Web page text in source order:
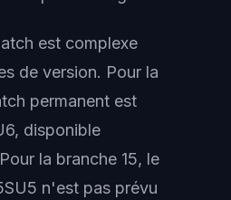
est complexe
de version. Pour la
permanent est
disponible
la branche 15, le
n'est pas prévu